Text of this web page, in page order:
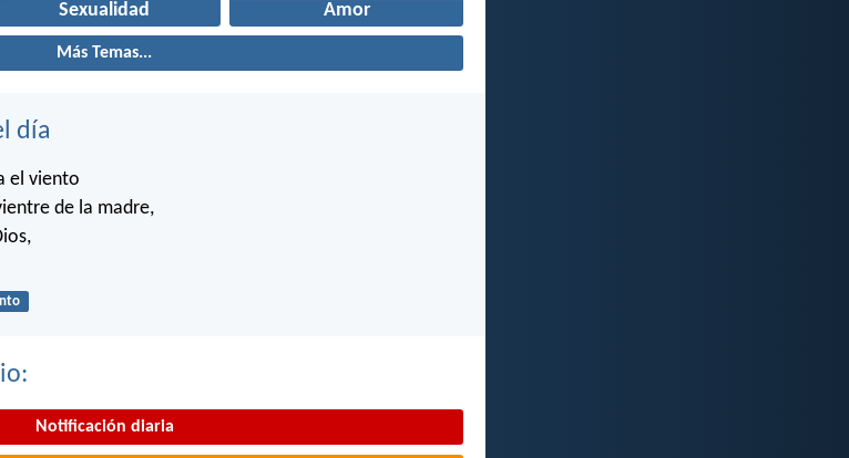
Sexualidad Amor
Más Temas...
día
el viento
de la madre,
Notificación diaria